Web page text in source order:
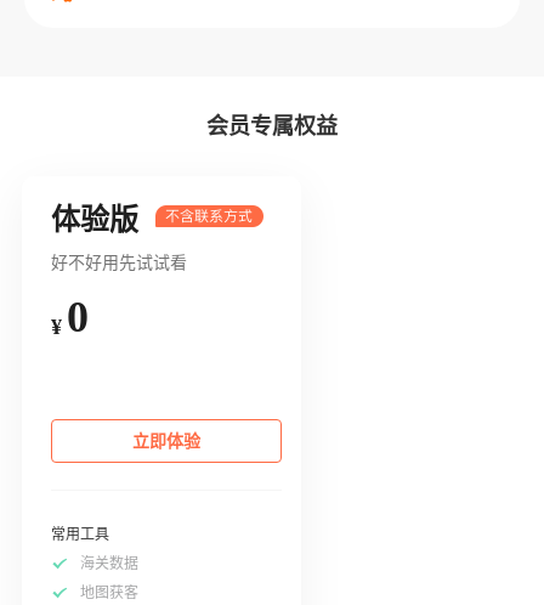
会员专属权益
体验版
好不好用先试试看
¥ 0
立即体验
常用工具
海关数据
地图获客